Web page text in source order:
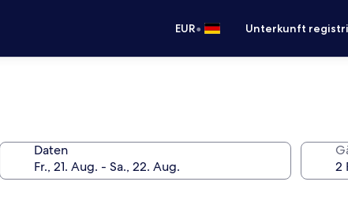
EUR• Unterkunft
Daten